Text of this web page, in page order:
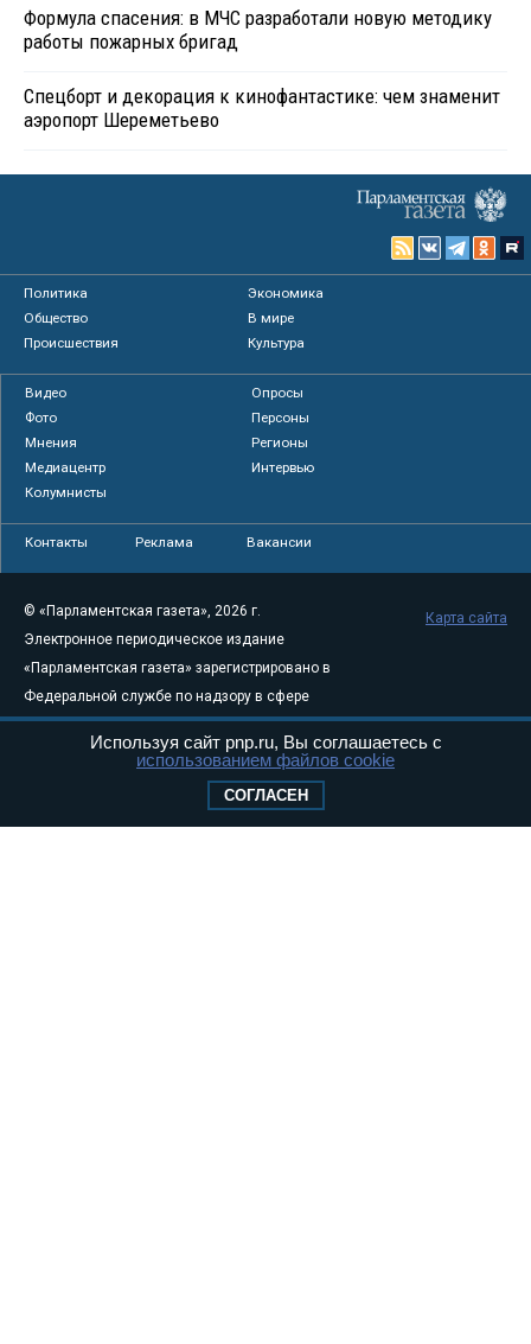
Формула спасения: в МЧС разработали новую методику
работы пожарных бригад
Спецборт и декорация к кинофантастике: чем знаменит
аэропорт Шереметьево
Политика
Экономика
Общество
В мире
Происшествия
Культура
Видео
Опросы
Фото
Персоны
Мнения
Регионы
Медиацентр
Интервью
Колумнисты
Контакты Реклама Вакансии
© «Парламентская газета», 2026 г.
Электронное периодическое издание
«Парламентская газета» зарегистрировано в
Федеральной службе по надзору в сфере
связи, информационных технологий и
массовых коммуникаций (Роскомнадзор) 05
Свидетельство о регистрации Эл № ФС77-
Карта сайта
Используя сайт pnp.ru, Вы соглашаетесь с
использованием файлов cookie
СОГЛАСЕН